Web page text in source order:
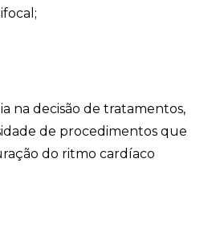
na decisão de tratamentos,
de procedimentos que
do ritmo cardíaco